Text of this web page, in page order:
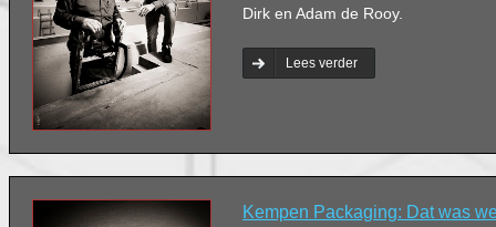
Dirk en Adam de Rooy.
Lees verder
Kempen Packaging: Dat was